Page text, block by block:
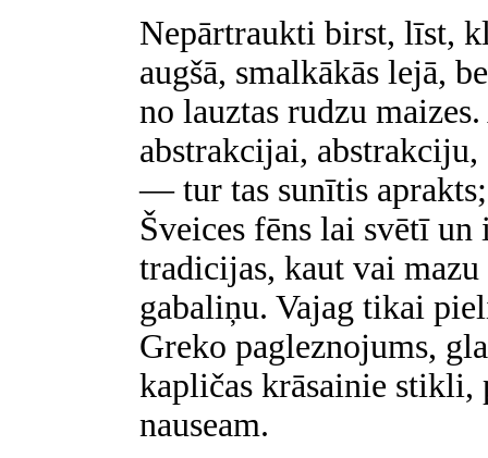
Nepārtraukti birst, līst,
augšā, smalkākās lejā,
no lauztas rudzu
abstrakcijai,
— tur tas sunītis
Šveices fēns lai svētī un
tradicijas, kaut vai
gabaliņu. Vajag tikai
Greko pagleznojums,
kapličas krāsainie stikli,
nauseam.